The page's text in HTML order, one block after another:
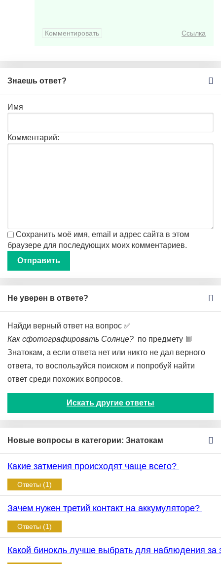
Комментировать Ссылка
Знаешь ответ?
Имя
Комментарий:
Сохранить моё имя, email и адрес сайта в этом
браузере для последующих моих комментариев.
Не уверен в ответе?
Найди верный ответ на вопрос ✅
Как сфотографировать Солнце? по предмету 📙
Знатокам, а если ответа нет или никто не дал верного
ответа, то воспользуйся поиском и попробуй найти
ответ среди похожих вопросов.
Искать другие ответы
Новые вопросы в категории: Знатокам
Какие затмения происходят чаще всего?
Ответы (1)
Зачем нужен третий контакт на аккумуляторе?
Ответы (1)
Какой бинокль лучше выбрать для наблюдения за